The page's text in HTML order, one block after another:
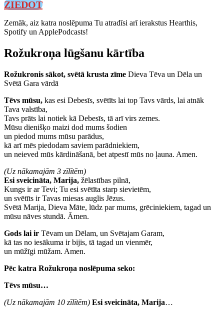
ZIEDOT
Zemāk, aiz katra noslēpuma Tu atradīsi arī ierakstus Hearthis,
Spotify un ApplePodcasts!
Rožukroņa lūgšanu kārtība
Rožukronis sākot, svētā krusta zīme Dieva Tēva un Dēla un
Svētā Gara vārdā
Tēvs mūsu, kas esi Debesīs, svētīts lai top Tavs vārds, lai atnāk
Tava valstība,
Tavs prāts lai notiek kā Debesīs, tā arī virs zemes.
Mūsu dienišķo maizi dod mums šodien
un piedod mums mūsu parādus,
kā arī mēs piedodam saviem parādniekiem,
un neieved mūs kārdināšanā, bet atpestī mūs no ļauna. Amen.
(Uz nākamajām 3 zīlītēm)
Esi sveicināta, Marija, žēlastības pilnā,
Kungs ir ar Tevi; Tu esi svētīta starp sievietēm,
un svētīts ir Tavas miesas auglis Jēzus.
Svētā Marija, Dieva Māte, lūdz par mums, grēciniekiem, tagad un
mūsu nāves stundā. Āmen.
Gods lai ir Tēvam un Dēlam, un Svētajam Garam,
kā tas no iesākuma ir bijis, tā tagad un vienmēr,
un mūžīgi mūžam. Amen.
Pēc katra Rožukroņa noslēpuma seko:
Tēvs mūsu…
(Uz nākamajām 10 zīlītēm) Esi sveicināta, Marija…